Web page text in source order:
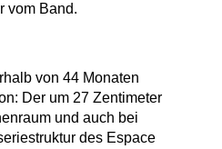
vom Band.
von 44 Monaten
Der um 27 Zentimeter
und auch bei
des Espace